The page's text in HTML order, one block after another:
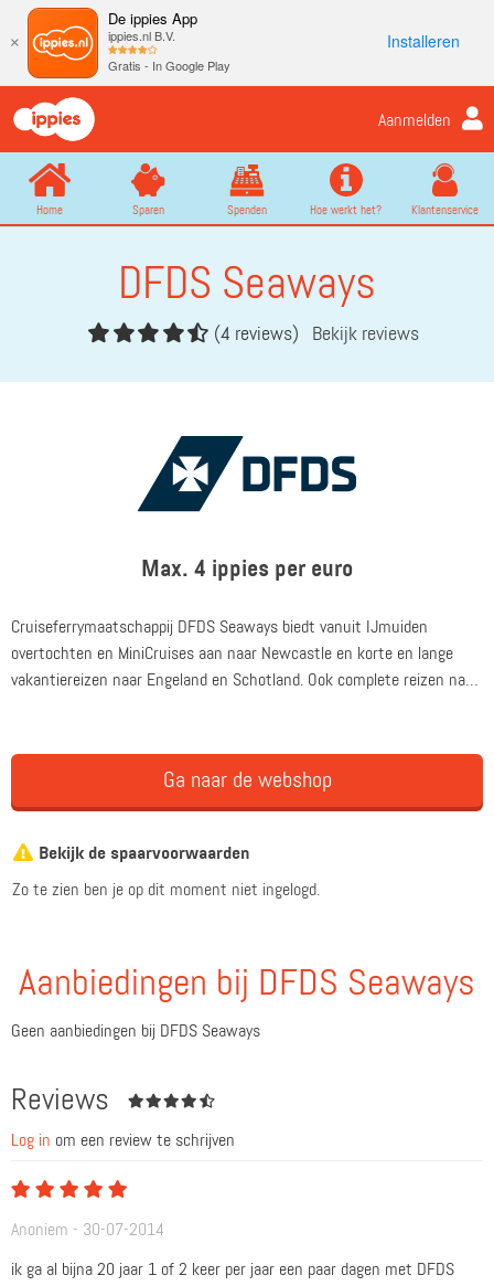
×
De ippies App
ippies.nl B.V.
Gratis - In Google Play
Installeren
Aanmelden
Home Sparen Spenden Hoe werkt het? Klantenservice
DFDS Seaways
(4 reviews) Bekijk reviews
Max. 4 ippies per euro
Cruiseferrymaatschappij DFDS Seaways biedt vanuit IJmuiden
overtochten en MiniCruises aan naar Newcastle en korte en lange
vakantiereizen naar Engeland en Schotland. Ook complete reizen naar
Ga naar de webshop
Bekijk de spaarvoorwaarden
Zo te zien ben je op dit moment niet ingelogd.
Aanbiedingen bij DFDS Seaways
Geen aanbiedingen bij DFDS Seaways
Reviews
Log in om een review te schrijven
Anoniem - 30-07-2014
ik ga al bijna 20 jaar 1 of 2 keer per jaar een paar dagen met DFDS